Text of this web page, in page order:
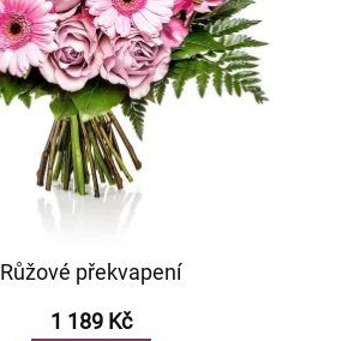
Růžové překvapení
1 189 Kč